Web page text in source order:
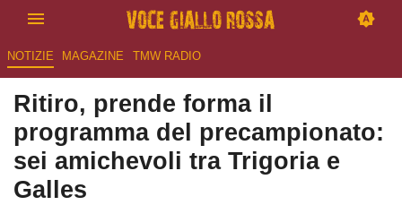
NOTIZIE MAGAZINE TMW RADIO
Ritiro, prende forma il
programma del precampionato:
sei amichevoli tra Trigoria e
Galles